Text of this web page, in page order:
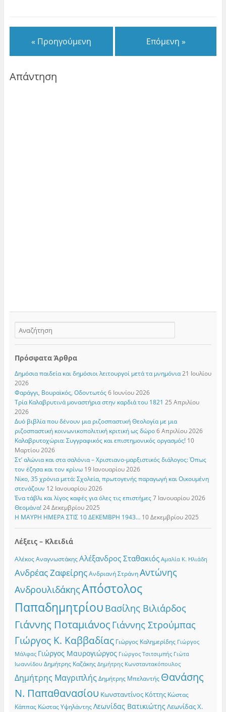
« Προηγούμενη Επόμενη »
Απάντηση
Πρόσφατα Άρθρα
Δημόσια παιδεία και δημόσιοι λειτουργοί μετά τα μνημόνια 21 Ιουλίου
2026
Φαράγγι, Βουραϊκός, Οδοντωτός 6 Ιουνίου 2026
Τρία Καλαβρυτινά μοναστήρια στην καρδιά του 1821 25 Απριλίου
2026
Δυό βιβλία που δένουν μια ριζοσπαστική Θεολογία με μια
ριζοσπαστική κοινωνικοπολιτική κριτική ως δώρο 6 Απριλίου 2026
Καλαβρυτοχώρια: Συγγραφικός και επιστημονικός οργασμός! 10
Μαρτίου 2026
Στ’ αλώνια και στα σαλόνια – Χριστιανο-μαρξιστικός διάλογος: Όπως
τον έζησα και τον κρίνω 19 Ιανουαρίου 2026
Νίκο, 35 χρόνια μετά: Σχολεία, πρωτογενής παραγωγή και Οικουμένη
στενάζουν 12 Ιανουαρίου 2026
Ένα τάβλι και λίγος καφές για όλες τις επιστήμες 7 Ιανουαρίου 2026
Θεομάνα! 24 Δεκεμβρίου 2025
Η ΜΑΥΡΗ ΗΜΕΡΑ ΣΤΙΣ 10 ΔΕΚΕΜΒΡΗ 1943… 10 Δεκεμβρίου 2025
Λέξεις – Κλειδιά
Αλέκος Αναγνωστάκης Αλέξανδρος Σταθακιός Αμαλία Κ. Ηλιάδη
Ανδρέας Ζαφείρης Ανδριανή Στράνη Αντώνης
ΑνδρουλιδάκηςΑπόστολος
Παπαδημητρίου Βασίλης Βιλιάρδος
Γιάννης Ποταμιάνος Γιάννης Στρούμπας
Γιώργος Κ. Καββαδίας Γιώργος Καλημερίδης Γιώργος
Μάλφας Γιώργος Μαυρογιώργος Γιώργος Τσιτσιμπής Γιώτα
Ιωαννίδου Δημήτρης Καζάκης Δημήτρης Κωνσταντακόπουλος
Δημήτρης Μαγριπλής Δημήτρης Μπελαντής Θανάσης
Ν. Παπαθανασίου Κωνσταντίνος Κόττης Κώστας
Κάππας Κώστας Υψηλάντης Λεωνίδας ΒατικιώτηςΛεωνίδας Χ.